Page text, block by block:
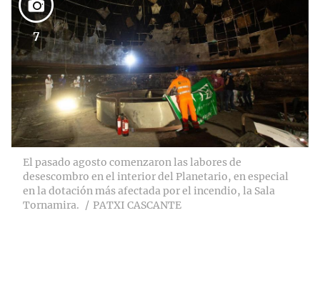
7
El pasado agosto comenzaron las labores de
desescombro en el interior del Planetario, en especial
en la dotación más afectada por el incendio, la Sala
Tornamira.
PATXI CASCANTE